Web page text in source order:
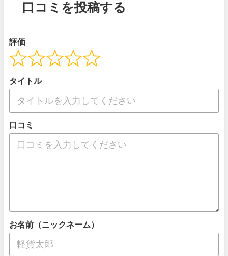
口コミを投稿する
評価
タイトル
口コミ
お名前（ニックネーム）